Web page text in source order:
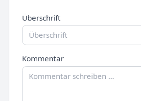
Überschrift
Kommentar